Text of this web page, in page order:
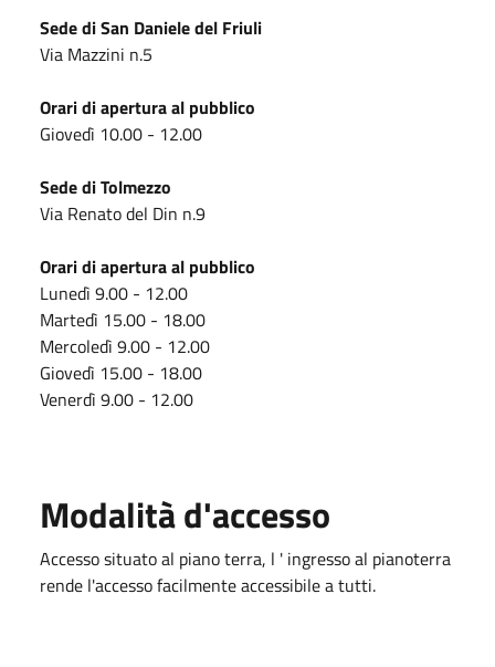
Sede di San Daniele del Friuli
Via Mazzini n.5
Orari di apertura al pubblico
Giovedì 10.00 - 12.00
Sede di Tolmezzo
Via Renato del Din n.9
Orari di apertura al pubblico
Lunedì 9.00 - 12.00
Martedì 15.00 - 18.00
Mercoledì 9.00 - 12.00
Giovedì 15.00 - 18.00
Venerdì 9.00 - 12.00
Modalità d'accesso
Accesso situato al piano terra, l ' ingresso al pianoterra
rende l'accesso facilmente accessibile a tutti.